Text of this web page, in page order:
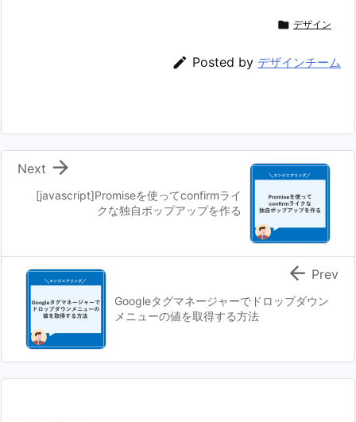
 デザイン
 Posted by デザインチーム
[javascript]Promiseを使ってconfirmライ
クな独自ポップアップを作る

Next
Googleタグマネージャーでドロップダウン
メニューの値を取得する方法
 Prev